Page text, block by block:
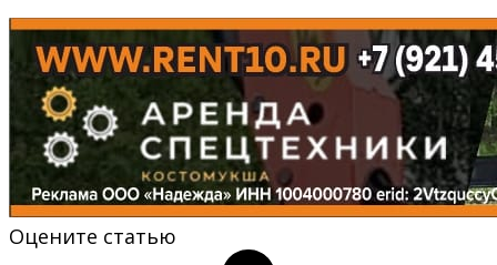
Оцените статью